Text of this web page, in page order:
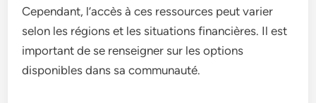
Cependant, l’accès à ces ressources peut varier
selon les régions et les situations financières. Il est
important de se renseigner sur les options
disponibles dans sa communauté.